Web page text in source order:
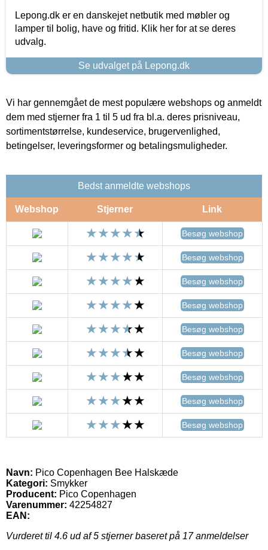
Lepong.dk er en danskejet netbutik med møbler og
lamper til bolig, have og fritid. Klik her for at se deres
udvalg.
Se udvalget på Lepong.dk
Vi har gennemgået de mest populære webshops og anmeldt
dem med stjerner fra 1 til 5 ud fra bl.a. deres prisniveau,
sortimentstørrelse, kundeservice, brugervenlighed,
betingelser, leveringsformer og betalingsmuligheder.
Bedst anmeldte webshops
Webshop Stjerner Link
Besøg webshop
Besøg webshop
Besøg webshop
Besøg webshop
Besøg webshop
Besøg webshop
Besøg webshop
Besøg webshop
Besøg webshop
Navn: Pico Copenhagen Bee Halskæde
Kategori: Smykker
Producent: Pico Copenhagen
Varenummer: 42254827
EAN:
Vurderet til 4.6 ud af 5 stjerner baseret på 17anmeldelser